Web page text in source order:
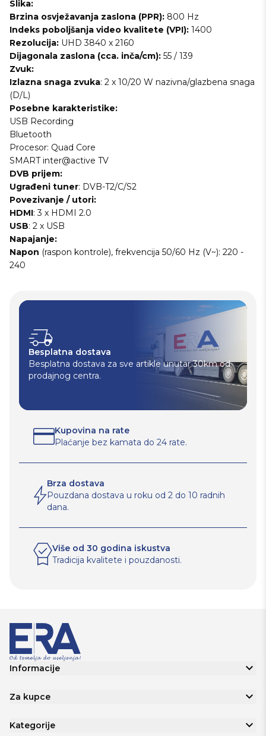
Slika:
Brzina osvježavanja zaslona (PPR): 800 Hz
Indeks poboljšanja video kvalitete (VPI): 1400
Rezolucija: UHD 3840 x 2160
Dijagonala zaslona (cca. inča/cm): 55 / 139
Zvuk:
Izlazna snaga zvuka: 2 x 10/20 W nazivna/glazbena snaga
(D/L)
Posebne karakteristike:
USB Recording
Bluetooth
Procesor: Quad Core
SMART inter@active TV
DVB prijem:
Ugrađeni tuner: DVB-T2/C/S2
Povezivanje / utori:
HDMI: 3 x HDMI 2.0
USB: 2 x USB
Napajanje:
Napon (raspon kontrole), frekvencija 50/60 Hz (V~): 220 -
240
Besplatna dostava
Besplatna dostava za sve artikle unutar 30km od
prodajnog centra.
Kupovina na rate
Plaćanje bez kamata do 24 rate.
Brza dostava
Pouzdana dostava u roku od 2 do 10 radnih
dana.
Više od 30 godina iskustva
Tradicija kvalitete i pouzdanosti.
Informacije
Za kupce
Kategorije